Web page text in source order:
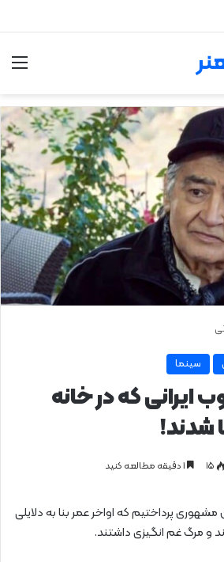
سینما
ایرانی که در خانه
شدند!
۱۵
مشهوری پرداختیم که اواخر عمر بنا به دلایلی
و مرگ غم انگیزی داشتند.